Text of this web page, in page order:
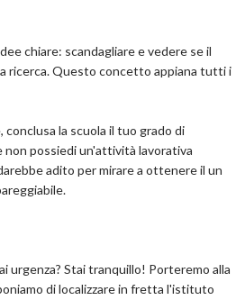
chiare: scandagliare e vedere se il
ricerca. Questo concetto appiana tutti i
conclusa la scuola il tuo grado di
non possiedi un'attività lavorativa
adito per mirare a ottenere il un
urgenza? Stai tranquillo! Porteremo alla
di localizzare in fretta l'istituto